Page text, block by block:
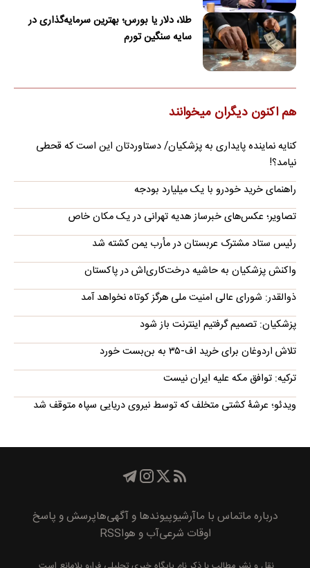
طلا، دلار یا بورس؛ بهترین سرمایه‌گذاری در
سایه سنگین تورم
هم اکنون دیگران میخوانند
کنایه نماینده پایداری به پزشکیان/ دستاوردتان این است که قحطی
نیامد؟!
راهنمای خرید خودرو با یک میلیارد بودجه
تصاویر؛ عکس‌های خبرساز هدیه تهرانی در یک مکان خاص
رئیس ستاد مشترک عربستان در مأرب یمن کشته شد
واکنش پزشکیان به حاشیه درخت‌کاری‌اش در پاکستان
ذوالقدر: شورای عالی امنیت ملی هرگز کوتاه نخواهد آمد
پزشکیان: تصمیم گرفتیم اینترنت باز شود
تلاش اردوغان برای خرید اف-۳۵ به بن‌بست خورد
ترکیه: توافق مکه علیه ایران نیست
ویدئو؛ عرشۀ کشتی متخلف که توسط نیروی دریایی سپاه متوقف شد
درباره ماتماس با ماآرشیوپیوند‌ها و آگهی‌هاپرسش و پاسخ
اوقات شرعیآب و هواRSS